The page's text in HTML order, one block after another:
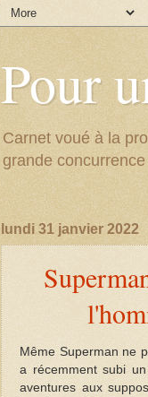
Pour
Carnet voué à la
grande
lundi 31 janvier 2022
Même Superman ne
a récemment subi
aventures aux